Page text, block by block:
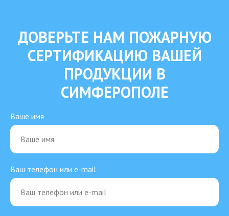
ДОВЕРЬТЕ НАМ ПОЖАРНУЮ
СЕРТИФИКАЦИЮ ВАШЕЙ
ПРОДУКЦИИ В
СИМФЕРОПОЛЕ
Ваше имя
Ваш телефон или e-mail